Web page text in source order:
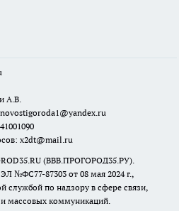
А.В.
novostigoroda1@yandex.ru
x2dt@mail.ru
(ВВВ.ПРОГОРОД35.РУ).
№ФС77-87303 от 08 мая 2024 г.,
службой по надзору в сфере связи,
массовых коммуникаций.